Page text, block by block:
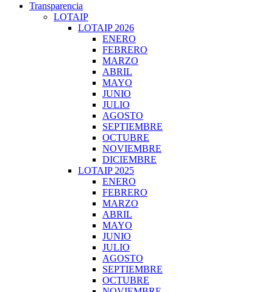
Transparencia
LOTAIP
LOTAIP 2026
ENERO
FEBRERO
MARZO
ABRIL
MAYO
JUNIO
JULIO
AGOSTO
SEPTIEMBRE
OCTUBRE
NOVIEMBRE
DICIEMBRE
LOTAIP 2025
ENERO
FEBRERO
MARZO
ABRIL
MAYO
JUNIO
JULIO
AGOSTO
SEPTIEMBRE
OCTUBRE